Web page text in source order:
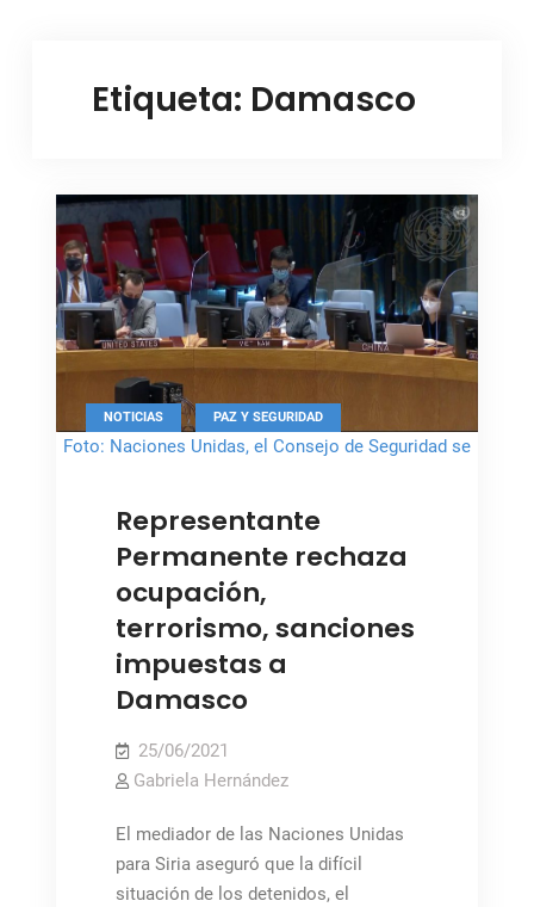
Etiqueta: Damasco
Foto: Naciones Unidas, el Consejo de Seguridad se
NOTICIAS , PAZ Y SEGURIDAD
Representante
Permanente rechaza
ocupación,
terrorismo, sanciones
impuestas a
Damasco
25/06/2021
Gabriela Hernández
El mediador de las Naciones Unidas
para Siria aseguró que la difícil
situación de los detenidos, el